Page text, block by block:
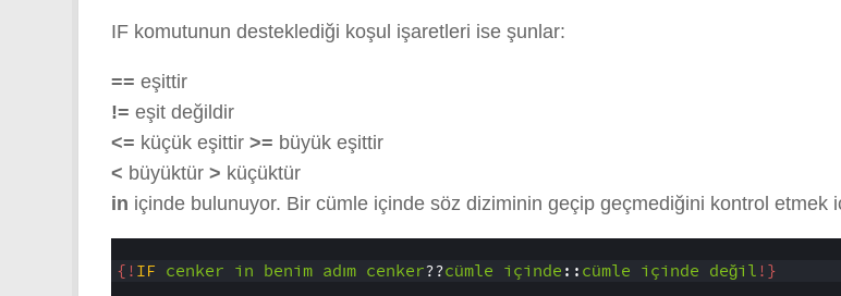
IF komutunun desteklediği koşul işaretleri ise şunlar:
== eşittir
!= eşit değildir
<= küçük eşittir >= büyük eşittir
< büyüktür > küçüktür
in içinde bulunuyor. Bir cümle içinde söz diziminin geçip geçmediğini kontrol etmek
{!IF cenker in benim adım cenker??cümle içinde::cümle içinde değil!}